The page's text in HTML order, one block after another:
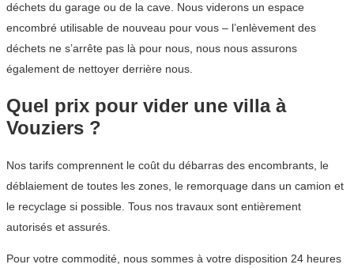
déchets du garage ou de la cave. Nous viderons un espace
encombré utilisable de nouveau pour vous – l’enlèvement des
déchets ne s’arrête pas là pour nous, nous nous assurons
également de nettoyer derrière nous.
Quel prix pour vider une villa à
Vouziers ?
Nos tarifs comprennent le coût du débarras des encombrants, le
déblaiement de toutes les zones, le remorquage dans un camion et
le recyclage si possible. Tous nos travaux sont entièrement
autorisés et assurés.
Pour votre commodité, nous sommes à votre disposition 24 heures